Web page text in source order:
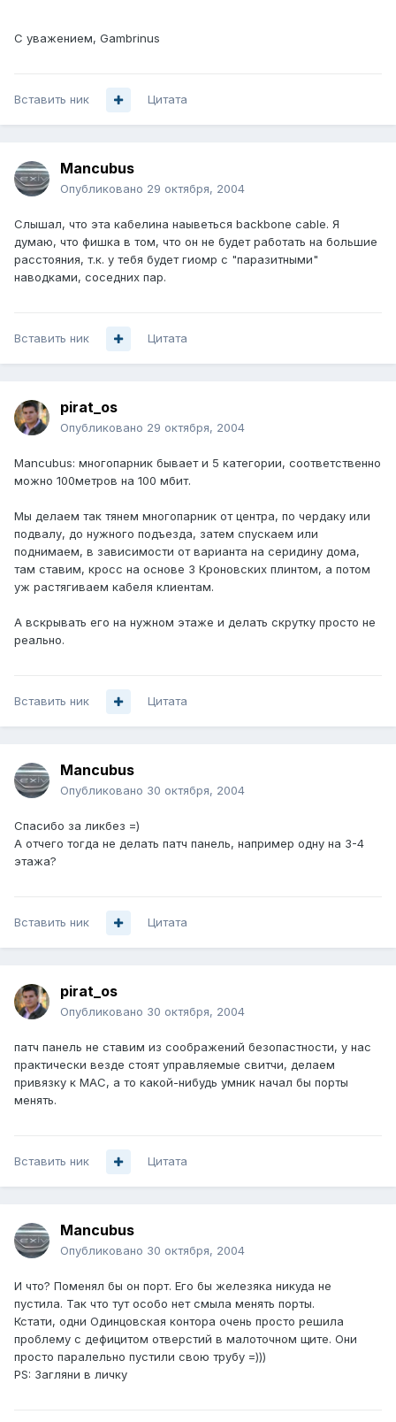
С уважением, Gambrinus
Вставить ник Цитата
Mancubus
Опубликовано 29 октября, 2004
Слышал, что эта кабелина наыветься backbone cable. Я
думаю, что фишка в том, что он не будет работать на большие
расстояния, т.к. у тебя будет гиомр с "паразитными"
наводками, соседних пар.
Вставить ник Цитата
pirat_os
Опубликовано 29 октября, 2004
Mancubus: многопарник бывает и 5 категории, соответственно
можно 100метров на 100 мбит.
Мы делаем так тянем многопарник от центра, по чердаку или
подвалу, до нужного подъезда, затем спускаем или
поднимаем, в зависимости от варианта на серидину дома,
там ставим, кросс на основе 3 Кроновских плинтом, а потом
уж растягиваем кабеля клиентам.
А вскрывать его на нужном этаже и делать скрутку просто не
реально.
Вставить ник Цитата
Mancubus
Опубликовано 30 октября, 2004
Спасибо за ликбез =)
А отчего тогда не делать патч панель, например одну на 3-4
этажа?
Вставить ник Цитата
pirat_os
Опубликовано 30 октября, 2004
патч панель не ставим из соображений безопастности, у нас
практически везде стоят управляемые свитчи, делаем
привязку к МАС, а то какой-нибудь умник начал бы порты
менять.
Вставить ник Цитата
Mancubus
Опубликовано 30 октября, 2004
И что? Поменял бы он порт. Его бы железяка никуда не
пустила. Так что тут особо нет смыла менять порты.
Кстати, одни Одинцовская контора очень просто решила
проблему с дефицитом отверстий в малоточном щите. Они
просто паралельно пустили свою трубу =)))
PS: Загляни в личку